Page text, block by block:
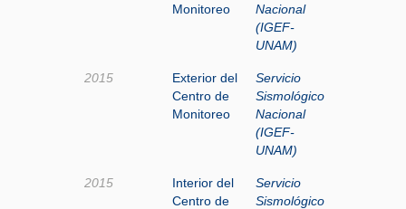
Monitoreo
Nacional
(IGEF-
UNAM)
2015
Exterior del
Centro de
Monitoreo
Servicio
Sismológico
Nacional
(IGEF-
UNAM)
2015
Interior del
Centro de
Servicio
Sismológico